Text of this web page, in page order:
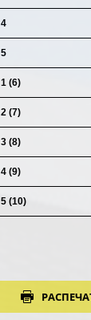
4
5
1 (6)
2 (7)
3 (8)
4 (9)
5 (10)